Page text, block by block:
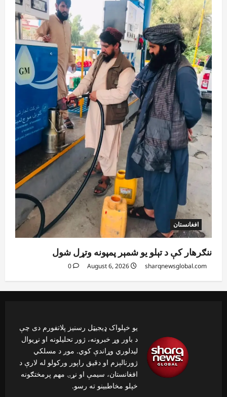
افغانستان
ننګرهار کې د تېلو یو شمېر پمپونه وتړل شول
sharqnewsglobal.com
0
یو خپلواک ډیجیټل رسنیز پلاتفورم دی چې
د باور وړ خبرونه، ژور تحلیلونه او نړیوال
لیدلوري وړاندې کوي. موږ د مسلکي
ژورنالېزم او دقیق راپور ورکولو له لارې د
افغانستان، سیمې او نړۍ مهم پرمختګونه
خپلو مخاطبینو ته رسو.